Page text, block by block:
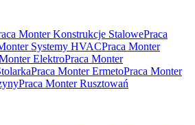
Monter Konstrukcje StalowePraca
Systemy HVACPraca Monter
ElektroPraca Monter
Praca Monter ErmetoPraca Monter
Praca Monter Rusztowań